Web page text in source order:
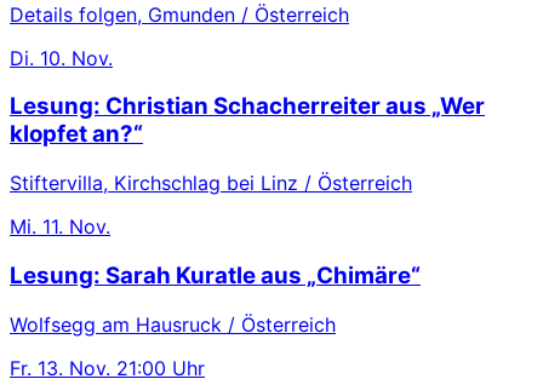
Details folgen, Gmunden / Österreich
Di. 10. Nov.
Lesung: Christian Schacherreiter aus „Wer
klopfet an?“
Stiftervilla, Kirchschlag bei Linz / Österreich
Mi. 11. Nov.
Lesung: Sarah Kuratle aus „Chimäre“
Wolfsegg am Hausruck / Österreich
Fr. 13. Nov. 21:00 Uhr